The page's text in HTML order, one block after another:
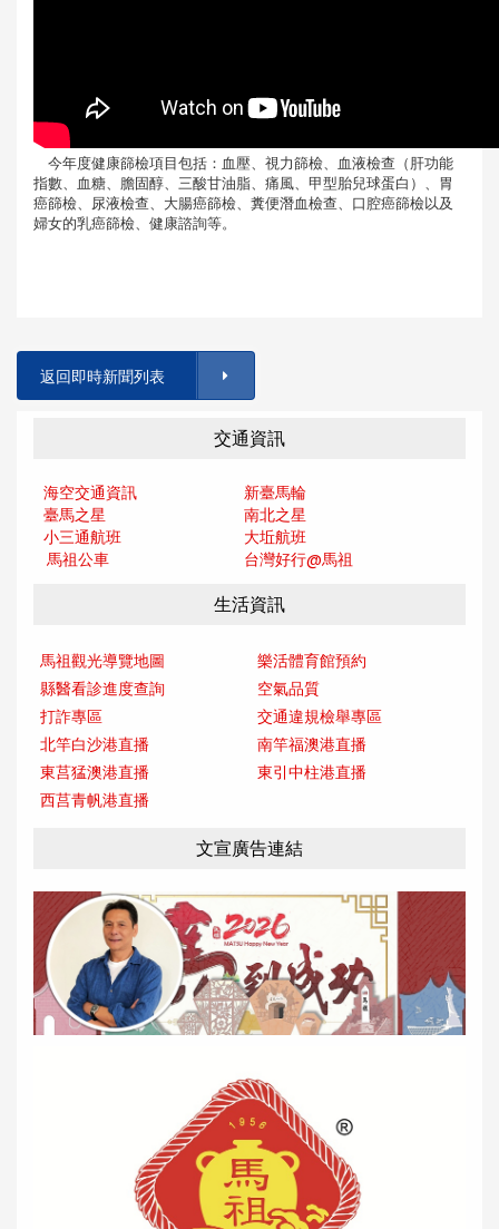
今年度健康篩檢項目包括：血壓、視力篩檢、血液檢查（肝功能
指數、血糖、膽固醇、三酸甘油脂、痛風、甲型胎兒球蛋白）、胃
癌篩檢、尿液檢查、大腸癌篩檢、糞便潛血檢查、口腔癌篩檢以及
婦女的乳癌篩檢、健康諮詢等。
返回即時新聞列表
交通資訊
海空交通資訊
新臺馬輪
臺馬之星
南北之星
小三通航班
大坵航班
馬祖公車
台灣好行@馬祖
生活資訊
馬祖觀光導覽地圖
樂活體育館預約
縣醫看診進度查詢
空氣品質
打詐專區
交通違規檢舉專區
北竿白沙港直播
南竿福澳港直播
東莒猛澳港直播
東引中柱港直播
西莒青帆港直播
文宣廣告連結